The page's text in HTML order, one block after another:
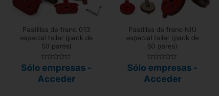
Pastillas de freno 013
especial taller (pack de
50 pares)
con
0
de
Sólo empresas -
Acceder
Pastillas de freno NIU
especial taller (pack de
50 pares)
con
0
de
Sólo empresas -
Acceder